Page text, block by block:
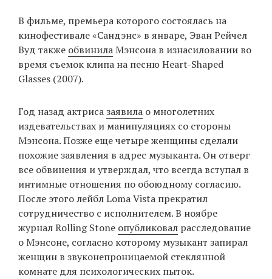
В фильме, премьера которого состоялась на
кинофестивале «Сандэнс» в январе, Эван Рейчел
Вуд также обвинилаМэнсона в изнасиловании во
время съемок клипа на песню Heart-Shaped
Glasses (2007).
Год назад актрисазаявила о многолетних
издевательствах и манипуляциях со стороны
Мэнсона. Позже еще четыре женщины сделали
похожие заявления в адрес музыканта. Он отверг
все обвинения и утверждал, что всегда вступал в
интимные отношения по обоюдному согласию.
После этого лейбл Loma Vista прекратил
сотрудничество с исполнителем. В ноябре
журнал Rolling Stone опубликовал расследование
о Мэнсоне, согласно которому музыкант запирал
женщин в звуконепроницаемой стеклянной
комнате для психологических пыток.